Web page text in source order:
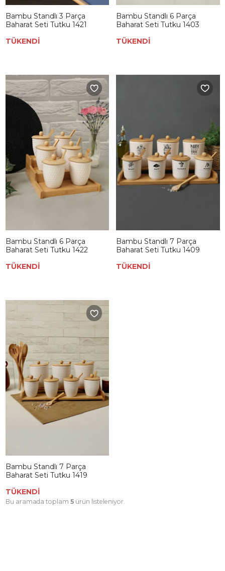
Bambu Standlı 3 Parça
Baharat Seti Tutku 1421
TÜKENDİ
Bambu Standlı 6 Parça
Baharat Seti Tutku 1403
TÜKENDİ
Bambu Standlı 6 Parça
Baharat Seti Tutku 1422
TÜKENDİ
Bambu Standlı 7 Parça
Baharat Seti Tutku 1409
TÜKENDİ
Bambu Standlı 7 Parça
Baharat Seti Tutku 1419
TÜKENDİ
Bu aramada toplam 5ürün listeleniyor.